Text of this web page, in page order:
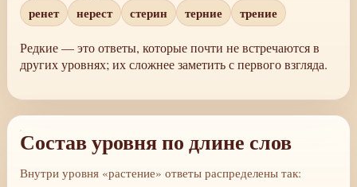
ренет нерест стерин терние трение
Редкие — это ответы, которые почти не встречаются в
других уровнях; их сложнее заметить с первого взгляда.
Состав уровня по длине слов
Внутри уровня «растение» ответы распределены так: